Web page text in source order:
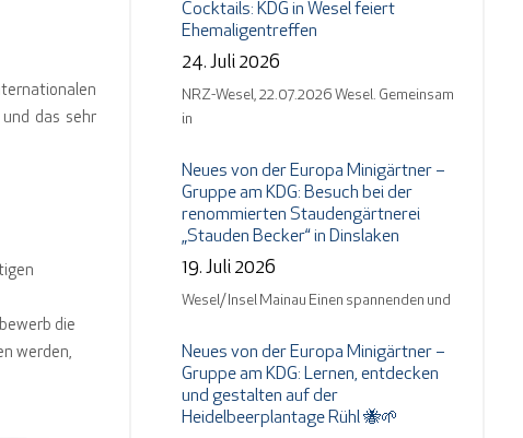
das sehr
die
werden,
Cocktails: KDG in Wesel feiert
Ehemaligentreffen
24. Juli 2026
NRZ-Wesel, 22.07.2026 Wesel. Gemeinsam
in
Neues von der Europa Minigärtner –
Gruppe am KDG: Besuch bei der
renommierten Staudengärtnerei
„Stauden Becker“ in Dinslaken
19. Juli 2026
Wesel/ Insel Mainau Einen spannenden und
Neues von der Europa Minigärtner –
Gruppe am KDG: Lernen, entdecken
und gestalten auf der
Heidelbeerplantage Rühl 🐝🌱